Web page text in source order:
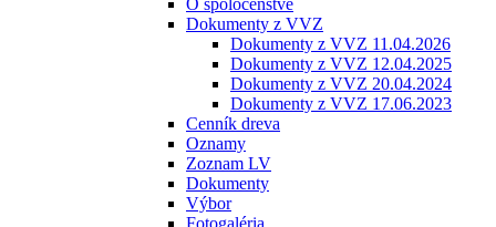
O spoločenstve
Dokumenty z VVZ
Dokumenty z VVZ 11.04.2026
Dokumenty z VVZ 12.04.2025
Dokumenty z VVZ 20.04.2024
Dokumenty z VVZ 17.06.2023
Cenník dreva
Oznamy
Zoznam LV
Dokumenty
Výbor
Fotogaléria